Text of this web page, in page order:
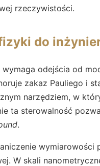
rzeczywistości.
do
wymaga odejścia od
zakaz Pauliego i
narzędziem, w
ta sterowalność
.
wymiarowości
W skali